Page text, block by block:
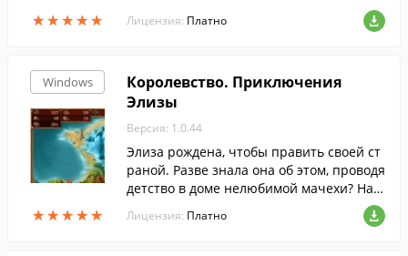
★★★★★
★★★★★
шь с помощью специальных фишек, кот
орые по конвейеру непрерывно поступ
вой процесс и красочные спецэффекты
"Маджонг Матч" понравятся как начина
ющим игрокам, так и самым искушенны
м поклонникам этой древней китайской
забавы.
Лицензия: Платно
Windows
★★★★★
★★★★★
Королевство. Приключения
Элизы
Версия: 1.0.44
Элиза рождена, чтобы править своей ст
раной. Разве знала она об этом, проводя
детство в доме нелюбимой мачехи? Нас
тал момент отыскать Рубин Королей и с
делать свой народ счастливым! Помогит
Лицензия: Платно